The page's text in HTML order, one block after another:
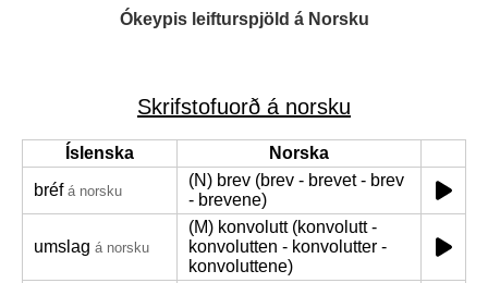
Ókeypis leifturspjöld á Norsku
Skrifstofuorð á norsku
Íslenska
Norska
bréf á norsku
(N) brev (brev - brevet - brev
- brevene)
umslag á norsku
(M) konvolutt (konvolutt -
konvolutten - konvolutter -
konvoluttene)